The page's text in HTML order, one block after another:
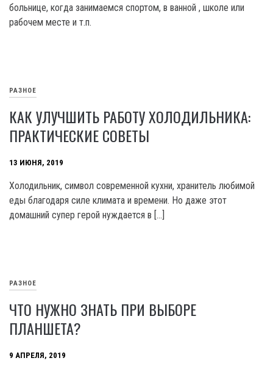
больнице, когда занимаемся спортом, в ванной , школе или
рабочем месте и т.п.
РАЗНОЕ
КАК УЛУЧШИТЬ РАБОТУ ХОЛОДИЛЬНИКА:
ПРАКТИЧЕСКИЕ СОВЕТЫ
13 ИЮНЯ, 2019
Холодильник, символ современной кухни, хранитель любимой
еды благодаря силе климата и времени. Но даже этот
домашний супер герой нуждается в […]
РАЗНОЕ
ЧТО НУЖНО ЗНАТЬ ПРИ ВЫБОРЕ
ПЛАНШЕТА?
9 АПРЕЛЯ, 2019